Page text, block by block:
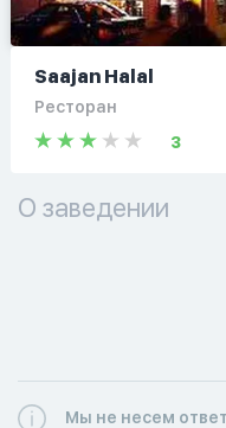
Saajan Halal
Ресторан
3
О заведении
Мы не несем